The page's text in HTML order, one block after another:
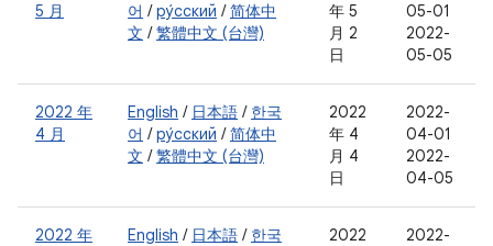
5 月
어 /ру́сский /简体中
文 /繁體中文 (台灣)
年 5
月 2
日
05-01
2022-
05-05
2022 年
4 月
English / 日本語 / 한국
어 /ру́сский /简体中
文 /繁體中文 (台灣)
2022
年 4
月 4
日
2022-
04-01
2022-
04-05
2022 年
English / 日本語 / 한국
2022
2022-